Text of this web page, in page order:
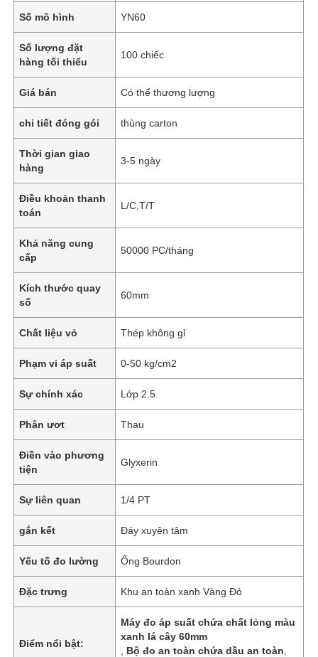
Số mô hình YN60
Số lượng đặt
hàng tối thiểu
100 chiếc
Giá bán Có thể thương lượng
chi tiết đóng gói thùng carton
Thời gian giao
hàng
3-5 ngày
Điều khoản thanh
toán
L/C,T/T
Khả năng cung
cấp
50000 PC/tháng
Kích thước quay
số
60mm
Chất liệu vỏ Thép không gỉ
Phạm vi áp suất 0-50 kg/cm2
Sự chính xác Lớp 2.5
Phân ươt Thau
Điền vào phương
tiện
Glyxerin
Sự liên quan 1/4 PT
gắn kết Đáy xuyên tâm
Yếu tố đo lường Ống Bourdon
Đặc trưng Khu an toàn xanh Vàng Đỏ
Điểm nổi bật:
Máy đo áp suất chứa chất lỏng màu
xanh lá cây 60mm
Bộ đo an toàn chứa dầu an toàn